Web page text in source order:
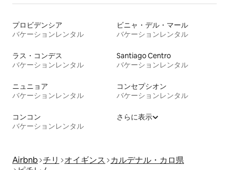
プロビデンシア
バケーションレンタル
ビニャ・デル・マール
バケーションレンタル
ラス・コンデス
バケーションレンタル
Santiago Centro
バケーションレンタル
ニュニョア
バケーションレンタル
コンセプシオン
バケーションレンタル
コンコン
バケーションレンタル
さらに表示
Airbnb チリ オイギンス
カルデナル・カロ県